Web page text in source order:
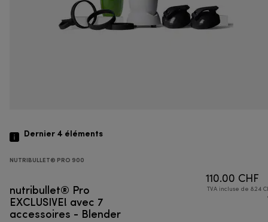
Dernier 4 éléments
NUTRIBULLET® PRO 900
nutribullet® Pro
EXCLUSIVE! avec 7
accessoires - Blender
110.00 CHF
TVA incluse de 8.24